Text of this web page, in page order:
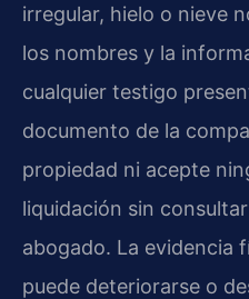
irregular, hielo o nieve
los nombres y la
cualquier testigo
documento de la
propiedad ni acepte
liquidación sin
abogado. La evidencia
puede deteriorarse o